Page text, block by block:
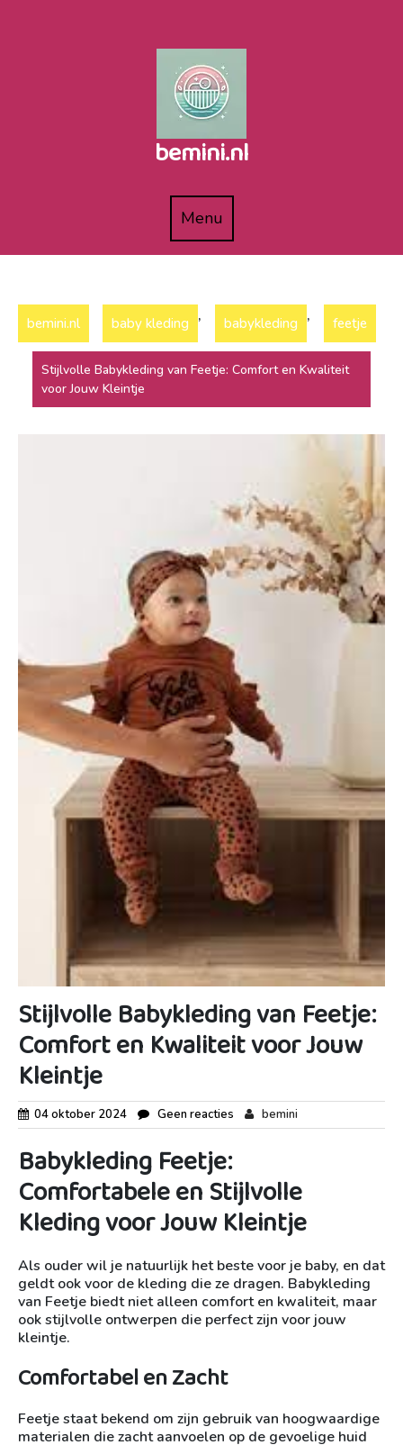
bemini.nl
MenuMenu
bemini.nl baby kleding , babykleding , feetje
Stijlvolle Babykleding van Feetje: Comfort en Kwaliteit
voor Jouw Kleintje
Stijlvolle Babykleding van Feetje:
Comfort en Kwaliteit voor Jouw
Kleintje
04 oktober 2024 Geen reacties bemini
Babykleding Feetje:
Comfortabele en Stijlvolle
Kleding voor Jouw Kleintje
Als ouder wil je natuurlijk het beste voor je baby, en dat
geldt ook voor de kleding die ze dragen. Babykleding
van Feetje biedt niet alleen comfort en kwaliteit, maar
ook stijlvolle ontwerpen die perfect zijn voor jouw
kleintje.
Comfortabel en Zacht
Feetje staat bekend om zijn gebruik van hoogwaardige
materialen die zacht aanvoelen op de gevoelige huid